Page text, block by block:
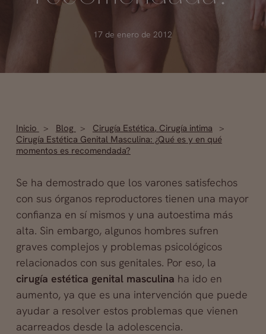
17 de enero de 2012
Inicio Blog Cirugía Estética, Cirugía intima
Cirugía Estética Genital Masculina: ¿Qué es y en qué
momentos es recomendada?
Se ha demostrado que los varones satisfechos
con sus órganos reproductores tienen una mayor
confianza en sí mismos y una autoestima más
alta. Sin embargo, algunos hombres sufren
graves complejos y problemas psicológicos
relacionados con sus genitales. Por eso, la
cirugía estética genital masculina ha ido en
aumento, ya que es una intervención que puede
ayudar a resolver estos problemas que vienen
acarreados desde la adolescencia.